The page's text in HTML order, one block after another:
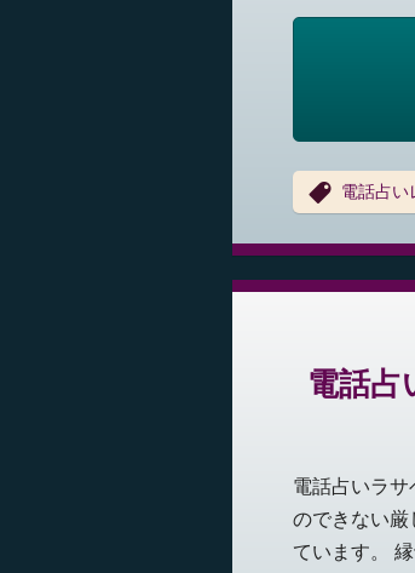
電話占い
電話占
電話占いラ
のできない厳
ています。